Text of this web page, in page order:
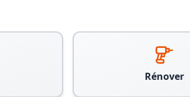
Rénover